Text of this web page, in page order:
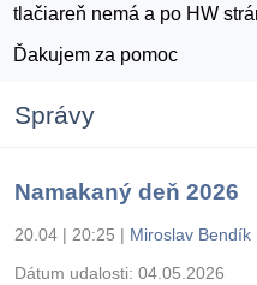
tlačiareň nemá a po HW
Ďakujem za pomoc
Správy
Namakaný deň 2026
20.04 | 20:25 | Miroslav Bendík
Dátum udalosti: 04.05.2026